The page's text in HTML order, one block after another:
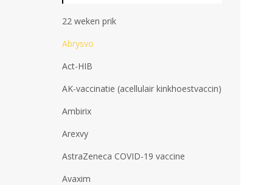
22 weken prik
Abrysvo
Act-HIB
AK-vaccinatie (acellulair kinkhoestvaccin)
Ambirix
Arexvy
AstraZeneca COVID-19 vaccine
Avaxim